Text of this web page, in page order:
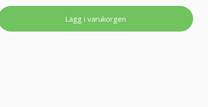
Lägg i varukorgen